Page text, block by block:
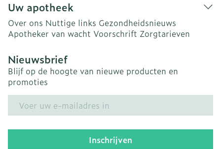
Uw apotheek
Over ons Nuttige links Gezondheidsnieuws
Apotheker van wacht Voorschrift Zorgtarieven
Nieuwsbrief
Blijf op de hoogte van nieuwe producten en
promoties
Inschrijven